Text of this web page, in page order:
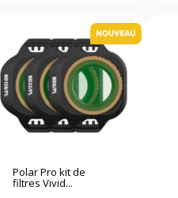
Polar Pro kit de
filtres Vivid...